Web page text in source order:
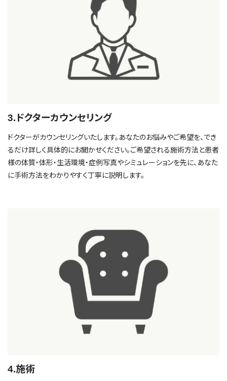
3.ドクターカウンセリング
ドクターがカウンセリングいたします。あなたのお悩みやご希望を、でき
るだけ詳しく具体的にお聞かせください。ご希望される施術方法と患者
様の体質・体形・生活環境・症例写真やシミュレーションを先に、あなた
に手術方法をわかりやすく丁寧に説明します。
4.施術